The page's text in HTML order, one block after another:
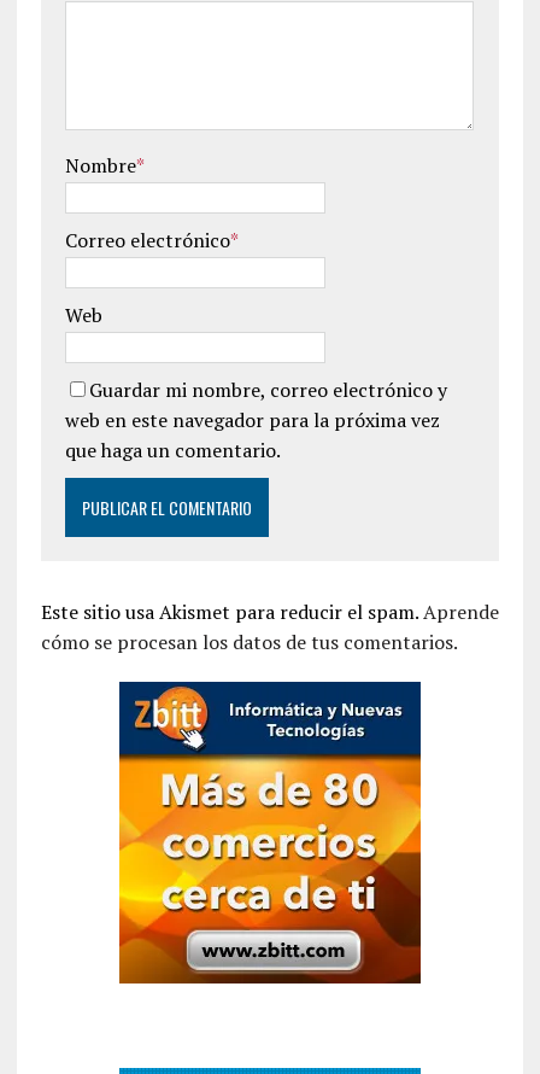
Nombre*
Correo electrónico*
Web
Guardar mi nombre, correo electrónico y
web en este navegador para la próxima vez
que haga un comentario.
Este sitio usa Akismet para reducir el spam.Aprende
cómo se procesan los datos de tus comentarios.